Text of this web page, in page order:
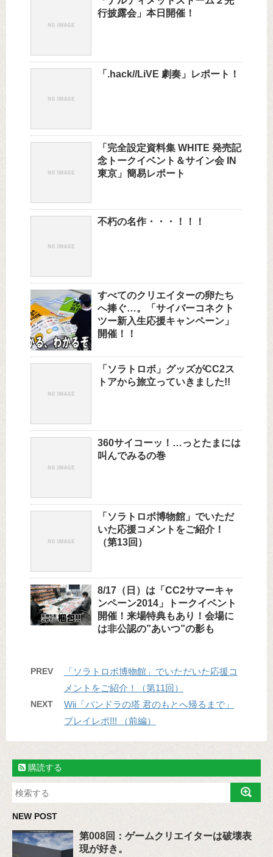
行披露会」本日開催！
「.hack//LiVE 劇奏」レポート！
「完全設定資料集 WHITE 発売記
念トークイベント＆サイン会 IN
東京」簡易レポート
不朽の名作・・・！！！
すべてのクリエイターの卵たち
へ捧ぐ…。「サイバーコネクト
ツー新入生応援キャンペーン」
開催！！
「ソラトロボ」グッズがCC2ス
トアから旅立っていきました!!
360サイコーッ！…っとたまには
叫んでみるの巻
「ソラトロボ博物館」でいただ
いた応援コメントをご紹介！
（第13回）
8/17（日）は「CC2サマーキャ
ンペーン2014」トークイベント
開催！来場特典もあり！会場に
は非公認の”あいつ”の影も
PREV
「ソラトロボ博物館」でいただいた応援コ
メントをご紹介！（第11回）
NEXT
Wii「パンドラの塔 君のもとへ帰るまで」
プレイレポ!!! （前編）
購読する
NEW POST
第008回：ゲームクリエイターは破壊表
現が好き。